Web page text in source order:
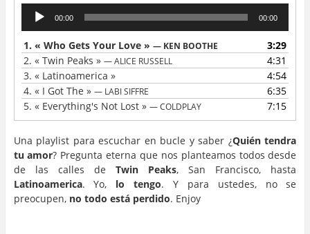
Lecteur
audio
00:00 00:00
1. « Who Gets Your Love » — KEN BOOTHE
3:29
2. « Twin Peaks » — ALICE RUSSELL
4:31
3. « Latinoamerica »
4:54
4. « I Got The » — LABI SIFFRE
6:35
5. « Everything's Not Lost » — COLDPLAY 7:15
Una playlist para escuchar en bucle y saber ¿Quién tendra
tu amor? Pregunta eterna que nos planteamos todos desde
de las calles de Twin Peaks, San Francisco, hasta
Latinoamerica. Yo, lo tengo. Y para ustedes, no se
preocupen,no todo está perdido. Enjoy